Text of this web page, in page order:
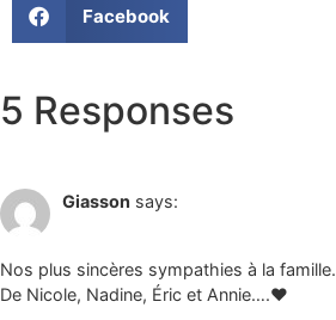
Facebook
5 Responses
Giasson says:
Nos plus sincères sympathies à la famille.
De Nicole, Nadine, Éric et Annie….♥️